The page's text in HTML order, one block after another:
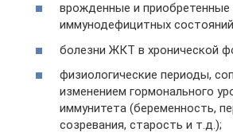
врожденные и
иммунодефицитных
болезни ЖКТ в хронической
физиологические периоды,
изменением гормонального
иммунитета (беременность,
созревания, старость и т.д.);